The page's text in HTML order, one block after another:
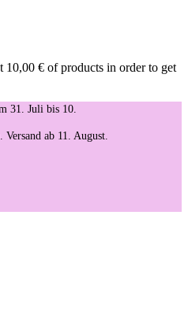
10,00 € of products in order to get
31. Juli bis 10.
Versand ab 11. August.